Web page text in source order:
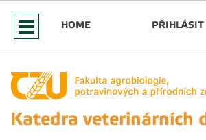
HOME PŘIHLÁSIT
Katedra veterinárních